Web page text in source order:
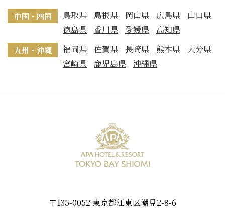
中国・四国 鳥取県 島根県 岡山県 広島県
山口県
徳島県
香川県 愛媛県 高知県
九州・沖縄 福岡県 佐賀県 長崎県 熊本県
大分県
宮崎県
鹿児島県 沖縄県
〒135-0052 東京都江東区潮見2-8-6